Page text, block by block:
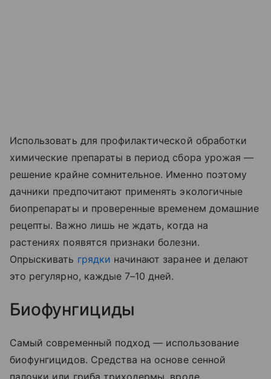
Использовать для профилактической обработки
химические препараты в период сбора урожая —
решение крайне сомнительное. Именно поэтому
дачники предпочитают применять экологичные
биопрепараты и проверенные временем домашние
рецепты. Важно лишь не ждать, когда на
растениях появятся признаки болезни.
Опрыскивать грядки начинают заранее и делают
это регулярно, каждые 7–10 дней.
Биофунгициды
Самый современный подход — использование
биофунгицидов. Средства на основе сенной
палочки или гриба триходермы, вроде